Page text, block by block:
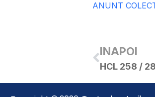
ANUNT
INAPOI